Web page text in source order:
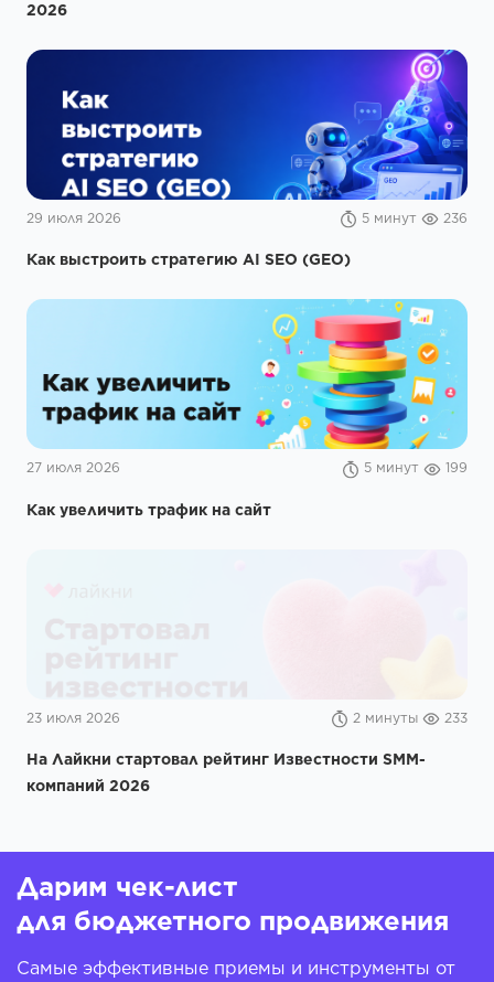
2026
29 июля 2026 5 минут 236
Как выстроить стратегию AI SEO (GEO)
27 июля 2026 5 минут 199
Как увеличить трафик на сайт
23 июля 2026 2 минуты 233
На Лайкни стартовал рейтинг Известности SMM-
компаний 2026
Дарим чек-лист
для бюджетного продвижения
Самые эффективные приемы и инструменты от